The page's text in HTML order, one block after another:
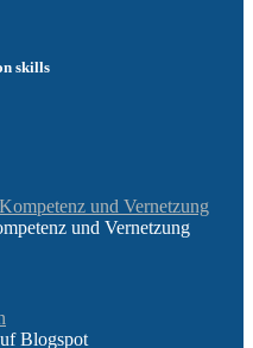
skills
und Vernetzung
Blogspot